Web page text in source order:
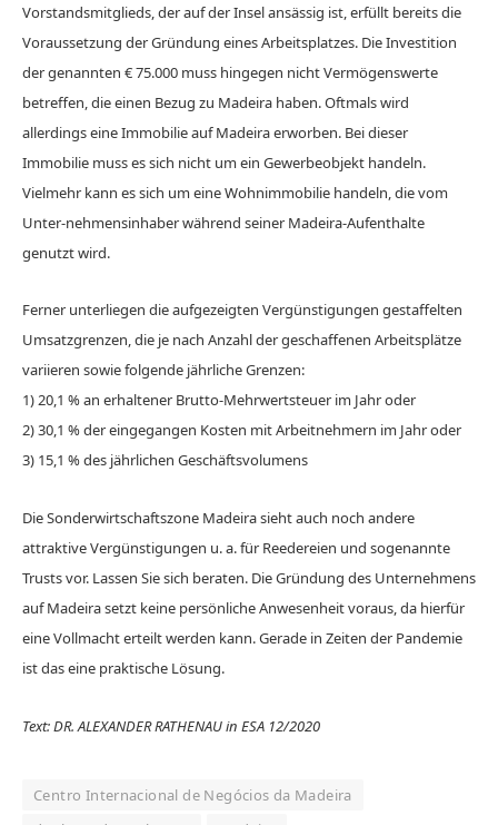
Vorstandsmitglieds, der auf der Insel ansässig ist, erfüllt bereits die
Voraussetzung der Gründung eines Arbeitsplatzes. Die Investition
der genannten € 75.000 muss hingegen nicht Vermögenswerte
betreffen, die einen Bezug zu Madeira haben. Oftmals wird
allerdings eine Immobilie auf Madeira erworben. Bei dieser
Immobilie muss es sich nicht um ein Gewerbeobjekt handeln.
Vielmehr kann es sich um eine Wohnimmobilie handeln, die vom
Unter-nehmensinhaber während seiner Madeira-Aufenthalte
genutzt wird.
Ferner unterliegen die aufgezeigten Vergünstigungen gestaffelten
Umsatzgrenzen, die je nach Anzahl der geschaffenen Arbeitsplätze
variieren sowie folgende jährliche Grenzen:
1) 20,1 % an erhaltener Brutto-Mehrwertsteuer im Jahr oder
2) 30,1 % der eingegangen Kosten mit Arbeitnehmern im Jahr oder
3) 15,1 % des jährlichen Geschäftsvolumens
Die Sonderwirtschaftszone Madeira sieht auch noch andere
attraktive Vergünstigungen u. a. für Reedereien und sogenannte
Trusts vor. Lassen Sie sich beraten. Die Gründung des Unternehmens
auf Madeira setzt keine persönliche Anwesenheit voraus, da hierfür
eine Vollmacht erteilt werden kann. Gerade in Zeiten der Pandemie
ist das eine praktische Lösung.
Text: DR. ALEXANDER RATHENAU in ESA 12/2020
Centro Internacional de Negócios da Madeira